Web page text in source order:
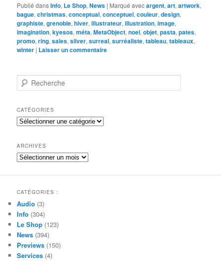
Publié dansInfo, Le Shop,News | Marqué avecargent,art,artwork,
bague,christmas,conceptual,conceptuel,couleur,design,
graphiste,grenoble,hiver,illustrateur,illustration,image,
imagination,kyesos,méta,MetaObject,noel,objet,pasta,pates,
promo,ring,sales,silver,surreal,surréaliste,tableau,tableaux,
winter | Laisser un commentaire
e
h
e
r
h
e
CATÉGORIES
Catégories
ARCHIVES
Archives
CATÉGORIES :
Audio (3)
Info (304)
Le Shop (123)
News (394)
Previews (150)
Services (4)